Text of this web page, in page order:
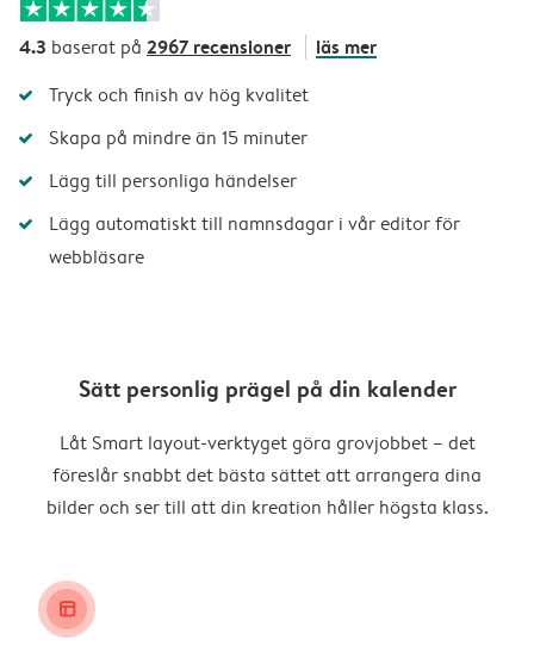
4.3 baserat på 2967 recensioner läs mer
Tryck och finish av hög kvalitet
Skapa på mindre än 15 minuter
Lägg till personliga händelser
Lägg automatiskt till namnsdagar i vår editor för
webbläsare
Sätt personlig prägel på din kalender
Låt Smart layout-verktyget göra grovjobbet – det
föreslår snabbt det bästa sättet att arrangera dina
bilder och ser till att din kreation håller högsta klass.
layout_alt